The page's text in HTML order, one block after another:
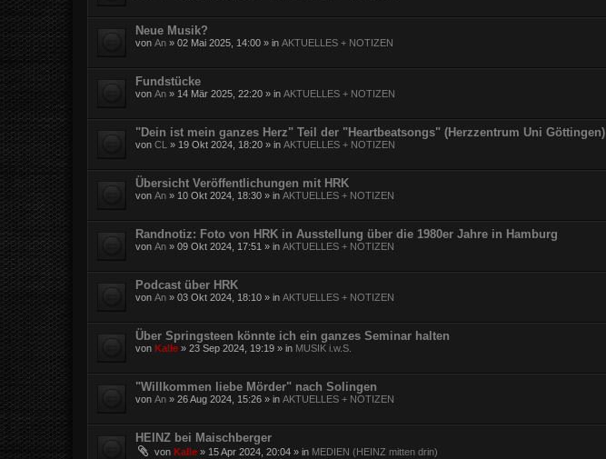
Neue Musik?
von An » 02 Mai 2025, 14:00 » in AKTUELLES + NOTIZEN
Fundstücke
von An » 14 Mär 2025, 22:20 » in AKTUELLES + NOTIZEN
"Dein ist mein ganzes Herz" Teil der "Heartbeatsongs" (Herzzentrum Uni Göttingen)
von CL » 19 Okt 2024, 18:20 » in AKTUELLES + NOTIZEN
Übersicht Veröffentlichungen mit HRK
von An » 10 Okt 2024, 18:30 » in AKTUELLES + NOTIZEN
Randnotiz: Foto von HRK in Ausstellung über die 1980er Jahre in Hamburg
von An » 09 Okt 2024, 17:51 » in AKTUELLES + NOTIZEN
Podcast über HRK
von An » 03 Okt 2024, 18:10 » in AKTUELLES + NOTIZEN
Über Springsteen könnte ich ein ganzes Seminar halten
von Kalle » 23 Sep 2024, 19:19 » in MUSIK i.w.S.
"Willkommen liebe Mörder" nach Solingen
von An » 26 Aug 2024, 15:26 » in AKTUELLES + NOTIZEN
HEINZ bei Maischberger
von Kalle » 15 Apr 2024, 20:04 » in MEDIEN (HEINZ mitten drin)